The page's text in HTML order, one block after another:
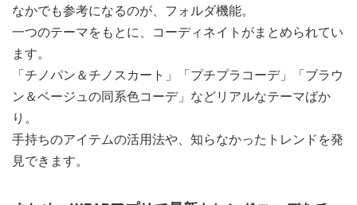
なかでも参考になるのが、フォルダ機能。
一つのテーマをもとに、コーディネイトがまとめられてい
ます。
「チノパン＆チノスカート」「プチプラコーデ」「ブラウ
ン＆ベージュの同系色コーデ」などリアルなテーマばか
り。
手持ちのアイテムの活用法や、知らなかったトレンドを発
見できます。